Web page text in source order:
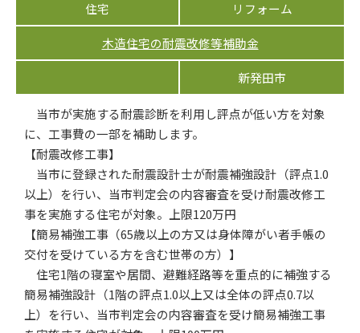
住宅 リフォーム
木造住宅の耐震改修等補助金
新発田市
当市が実施する耐震診断を利用し評点が低い方を対象
に、工事費の一部を補助します。
【耐震改修工事】
当市に登録された耐震設計士が耐震補強設計（評点1.0
以上）を行い、当市判定会の内容審査を受け耐震改修工
事を実施する住宅が対象。上限120万円
【簡易補強工事（65歳以上の方又は身体障がい者手帳の
交付を受けている方を含む世帯の方）】
住宅1階の寝室や居間、避難経路等を重点的に補強する
簡易補強設計（1階の評点1.0以上又は全体の評点0.7以
上）を行い、当市判定会の内容審査を受け簡易補強工事